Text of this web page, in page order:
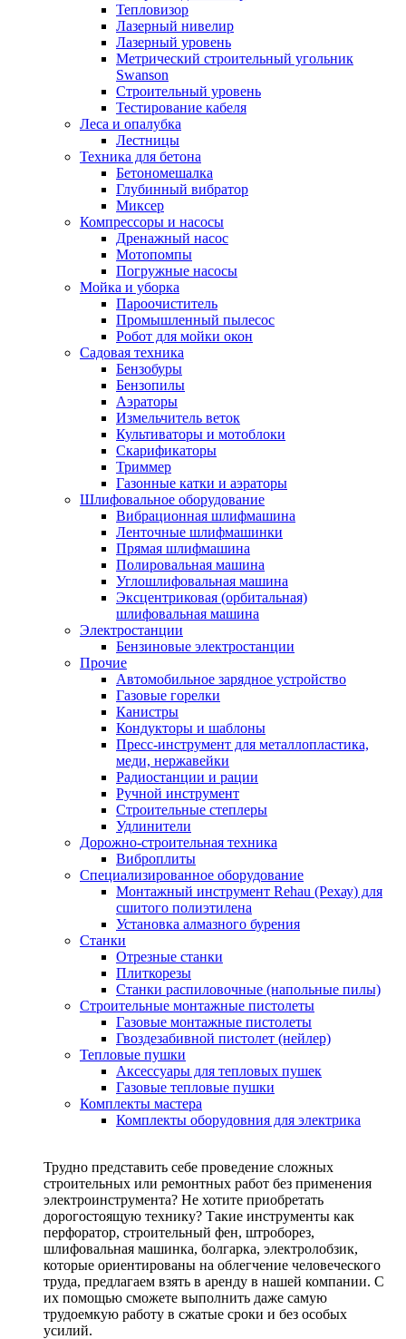
Тепловизор
Лазерный нивелир
Лазерный уровень
Метрический строительный угольник
Swanson
Строительный уровень
Тестирование кабеля
Леса и опалубка
Лестницы
Техника для бетона
Бетономешалка
Глубинный вибратор
Миксер
Компрессоры и насосы
Дренажный насос
Мотопомпы
Погружные насосы
Мойка и уборка
Пароочиститель
Промышленный пылесос
Робот для мойки окон
Садовая техника
Бензобуры
Бензопилы
Аэраторы
Измельчитель веток
Культиваторы и мотоблоки
Скарификаторы
Триммер
Газонные катки и аэраторы
Шлифовальное оборудование
Вибрационная шлифмашина
Ленточные шлифмашинки
Прямая шлифмашина
Полировальная машина
Углошлифовальная машина
Эксцентриковая (орбитальная)
шлифовальная машина
Электростанции
Бензиновые электростанции
Прочие
Автомобильное зарядное устройство
Газовые горелки
Канистры
Кондукторы и шаблоны
Пресс-инструмент для металлопластика,
меди, нержавейки
Радиостанции и рации
Ручной инструмент
Строительные степлеры
Удлинители
Дорожно-строительная техника
Виброплиты
Специализированное оборудование
Монтажный инструмент Rehau (Рехау) для
сшитого полиэтилена
Установка алмазного бурения
Станки
Отрезные станки
Плиткорезы
Станки распиловочные (напольные пилы)
Строительные монтажные пистолеты
Газовые монтажные пистолеты
Гвоздезабивной пистолет (нейлер)
Тепловые пушки
Аксессуары для тепловых пушек
Газовые тепловые пушки
Комплекты мастера
Комплекты оборудовния для электрика
Трудно представить себе проведение сложных
строительных или ремонтных работ без применения
электроинструмента? Не хотите приобретать
дорогостоящую технику? Такие инструменты как
перфоратор, строительный фен, штроборез,
шлифовальная машинка, болгарка, электролобзик,
которые ориентированы на облегчение человеческого
труда, предлагаем взять в аренду в нашей компании. С
их помощью сможете выполнить даже самую
трудоемкую работу в сжатые сроки и без особых
усилий.